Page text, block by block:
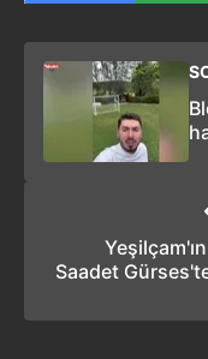
Saadet